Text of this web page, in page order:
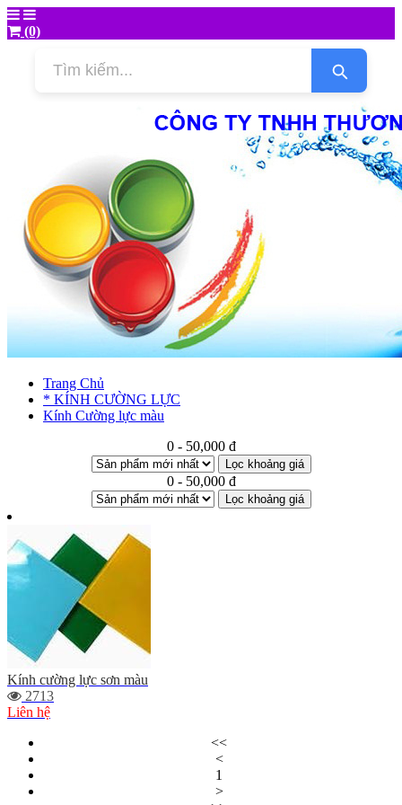
(0)
Trang Chủ
* KÍNH CƯỜNG LỰC
Kính Cường lực màu
0 - 50,000 đ
Lọc khoảng giá
0 - 50,000 đ
Lọc khoảng giá
Kính cường lực sơn màu
2713
Liên hệ
<<
<
1
>